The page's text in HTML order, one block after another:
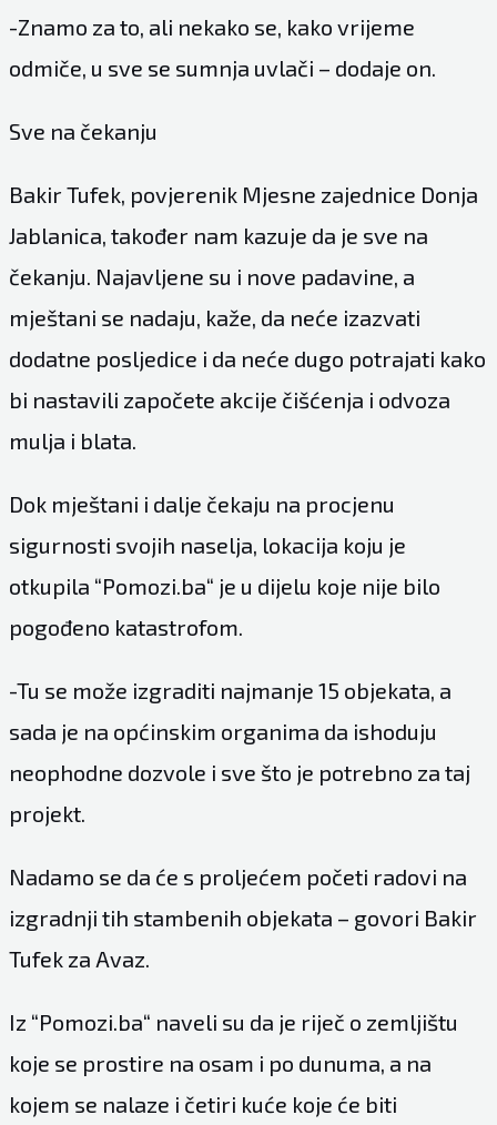
-Znamo za to, ali nekako se, kako vrijeme
odmiče, u sve se sumnja uvlači – dodaje on.
Sve na čekanju
Bakir Tufek, povjerenik Mjesne zajednice Donja
Jablanica, također nam kazuje da je sve na
čekanju. Najavljene su i nove padavine, a
mještani se nadaju, kaže, da neće izazvati
dodatne posljedice i da neće dugo potrajati kako
bi nastavili započete akcije čišćenja i odvoza
mulja i blata.
Dok mještani i dalje čekaju na procjenu
sigurnosti svojih naselja, lokacija koju je
otkupila “Pomozi.ba“ je u dijelu koje nije bilo
pogođeno katastrofom.
-Tu se može izgraditi najmanje 15 objekata, a
sada je na općinskim organima da ishoduju
neophodne dozvole i sve što je potrebno za taj
projekt.
Nadamo se da će s proljećem početi radovi na
izgradnji tih stambenih objekata – govori Bakir
Tufek za Avaz.
Iz “Pomozi.ba“ naveli su da je riječ o zemljištu
koje se prostire na osam i po dunuma, a na
kojem se nalaze i četiri kuće koje će biti